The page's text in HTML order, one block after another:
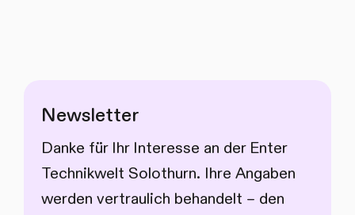
Newsletter
Danke für Ihr Interesse an der Enter
Technikwelt Solothurn. Ihre Angaben
werden vertraulich behandelt – den